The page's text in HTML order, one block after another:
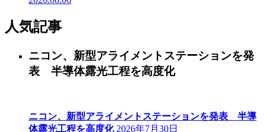
人気記事
ニコン、新型アライメントステーションを発
表 半導体露光工程を高度化
ニコン、新型アライメントステーションを発表 半導
体露光工程を高度化 2026年7月30日